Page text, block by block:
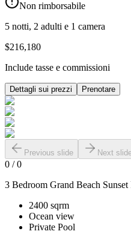
Non rimborsabile
5 notti, 2 adulti e 1 camera
$216,180
Include tasse e commissioni
Dettagli sui prezzi Prenotare
Previous slide Next
0 /0
3 Bedroom Grand Beach
2400 sqrm
Ocean view
Private Pool